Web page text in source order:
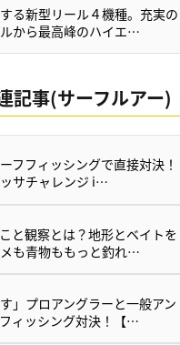
る新型リール４機種。充実の
から最高峰のハイエ…
記事(サーフルアー)
フフィッシングで直接対決！
ッサチャレンジ i…
と観察とは？地形とベイトを
も青物ももっと釣れ…
」プロアングラーと一般アン
ィッシング対決！【…